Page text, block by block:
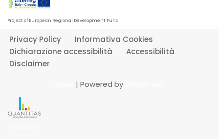
Project of European Regional Development Fund
Privacy Policy
Informativa Cookies
Dichiarazione accessibilità
Accessibilità
Disclaimer
| Powered by